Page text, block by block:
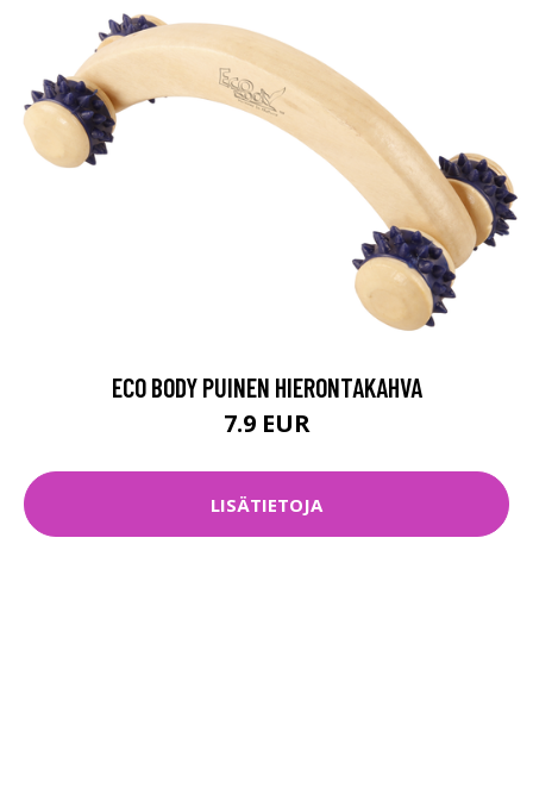
ECO BODY PUINEN HIERONTAKAHVA
7.9 EUR
LISÄTIETOJA